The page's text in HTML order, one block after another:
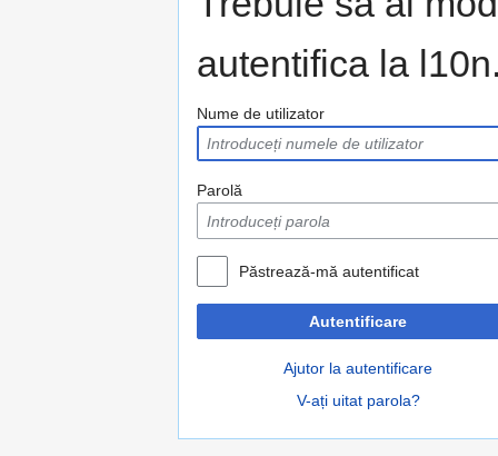
autentifica la
Nume de utilizator
Parolă
Păstrează-mă autentificat
Autentificare
Ajutor la autentificare
V-ați uitat parola?